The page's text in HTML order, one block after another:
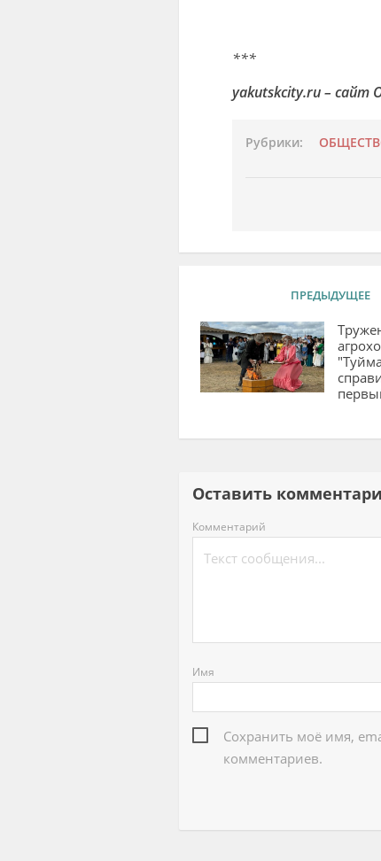
***
yakutskcity.ru – сайт
Рубрики:
ПРЕДЫДУЩЕЕ
Оставить
Комментарий
Имя
Сохранить моё имя,
комментариев.